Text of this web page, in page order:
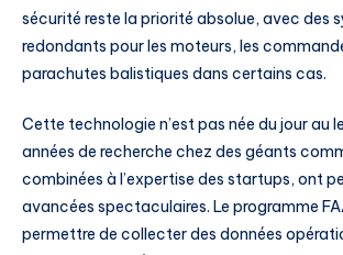
sécurité reste la priorité absolue, avec des
redondants pour les moteurs, les
parachutes balistiques dans certains cas.
Cette technologie n’est pas née du jour au
années de recherche chez des géants
combinées à l’expertise des startups, ont
avancées spectaculaires. Le programme
permettre de collecter des données